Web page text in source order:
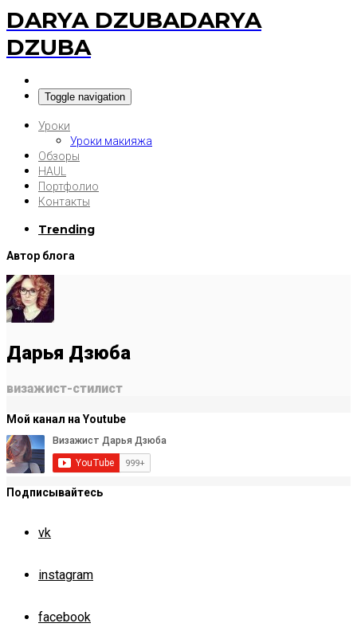
DARYA DZUBADARYA
DZUBA
Toggle navigation
Уроки
Уроки макияжа
Обзоры
HAUL
Портфолио
Контакты
Trending
Автор блога
Дарья Дзюба
визажист-стилист
Мой канал на Youtube
Подписывайтесь
vk
instagram
facebook